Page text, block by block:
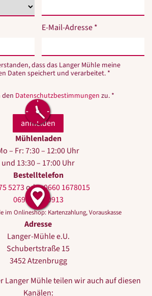
E-Mail-Adresse *
dass das Langer Mühle meine
Daten speichert und verarbeitet. *
den Datenschutzbestimmungen zu. *
Mühlenladen
– Fr: 7:30 – 12:00 Uhr
und 13:30 – 17:00 Uhr
Bestelltelefon
5273oder0660 1678015
0699 10440913
im Onlineshop: Kartenzahlung, Vorauskasse
Adresse
Langer-Mühle e.U.
Schubertstraße 15
3452 Atzenbrugg
Langer Mühle teilen wir auch auf diesen
Kanälen: